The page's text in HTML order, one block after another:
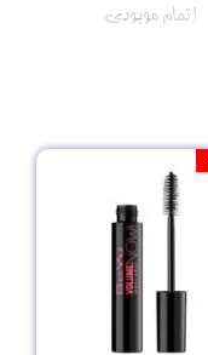
اتمام موجودی